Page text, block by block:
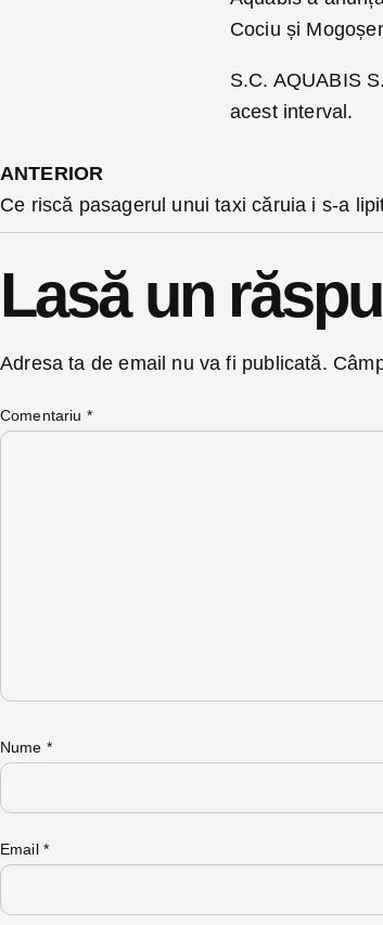
Cociu și
S.C. AQUABIS
acest interval.
ANTERIOR
Lasă un
Adresa ta de email nu va fi publicată.
Comentariu *
Nume *
Email *